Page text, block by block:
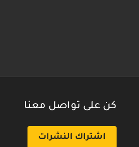
كن على تواصل معنا
اشتراك النشرات